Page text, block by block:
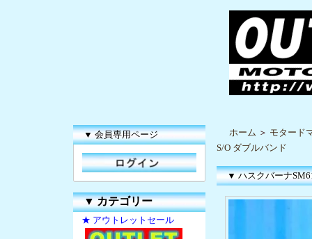
▼ 会員専用ページ
▼カテゴリー
★ アウトレットセール
ホーム ＞ モタード
S/O ダブルバンド
▼ ハスクバーナ